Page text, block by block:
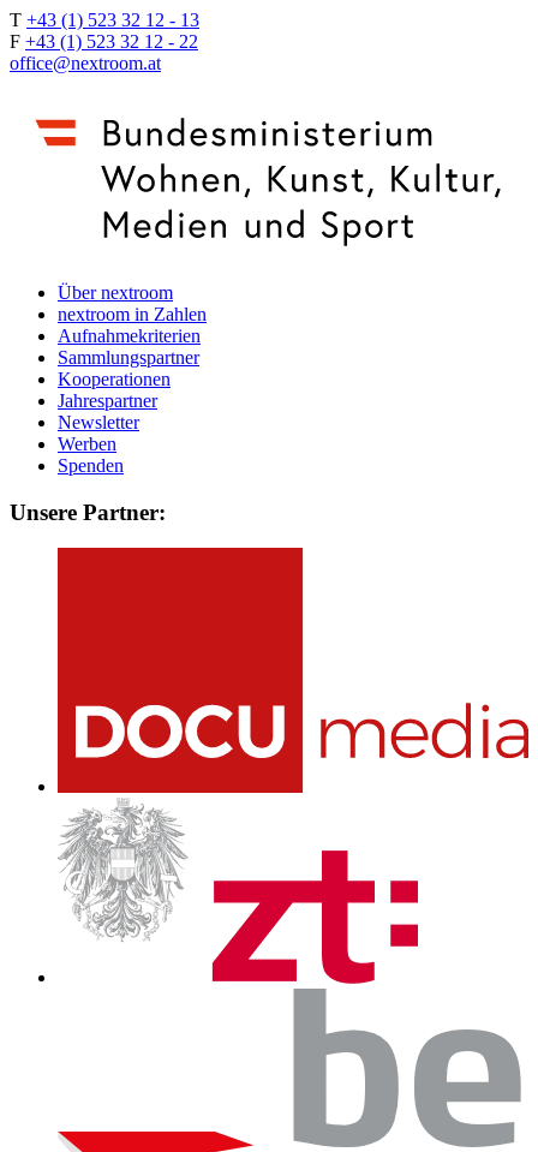
T +43 (1) 523 32 12 - 13
F +43 (1) 523 32 12 - 22
office@nextroom.at
Über nextroom
nextroom in Zahlen
Aufnahmekriterien
Sammlungspartner
Kooperationen
Jahrespartner
Newsletter
Werben
Spenden
Unsere Partner: